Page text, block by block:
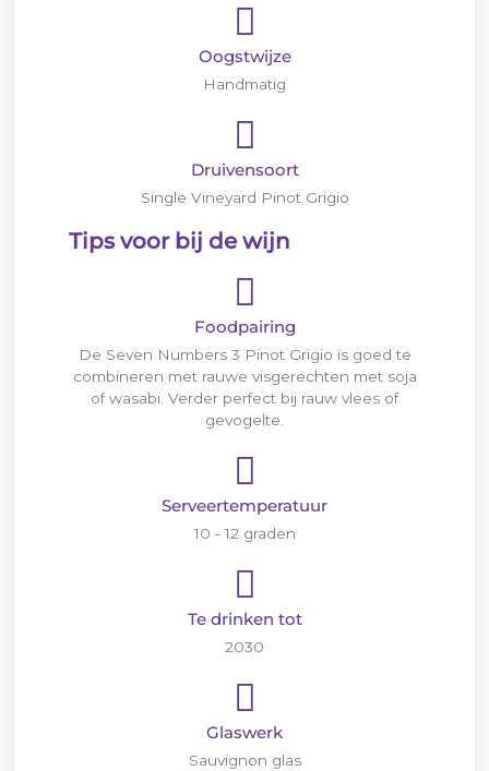
Oogstwijze
Handmatig
Druivensoort
Single Vineyard Pinot Grigio
Tips voor bij de wijn
Foodpairing
De Seven Numbers 3 Pinot Grigio is goed te
combineren met rauwe visgerechten met soja
of wasabi. Verder perfect bij rauw vlees of
gevogelte.
Serveertemperatuur
10 - 12 graden
Te drinken tot
2030
Glaswerk
Sauvignon glas